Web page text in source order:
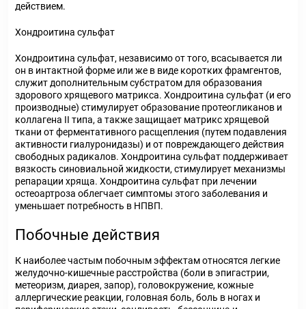
действием.
Хондроитина сульфат
Хондроитина сульфат, независимо от того, всасывается ли
он в интактной форме или же в виде коротких фрамгентов,
служит дополнительным субстратом для образования
здорового хрящевого матрикса. Хондроитина сульфат (и его
производные) стимулирует образование протеогликанов и
коллагена II типа, а также защищает матрикс хрящевой
ткани от ферментативного расщепления (путем подавления
активности гиалуронидазы) и от повреждающего действия
свободных радикалов. Хондроитина сульфат поддерживает
вязкость синовиальной жидкости, стимулирует механизмы
репарации хряща. Хондроитина сульфат при лечении
остеоартроза облегчает симптомы этого заболевания и
уменьшает потребность в НПВП.
Побочные действия
К наиболее частым побочным эффектам относятся легкие
желудочно-кишечные расстройства (боли в эпигастрии,
метеоризм, диарея, запор), головокружение, кожные
аллергические реакции, головная боль, боль в ногах и